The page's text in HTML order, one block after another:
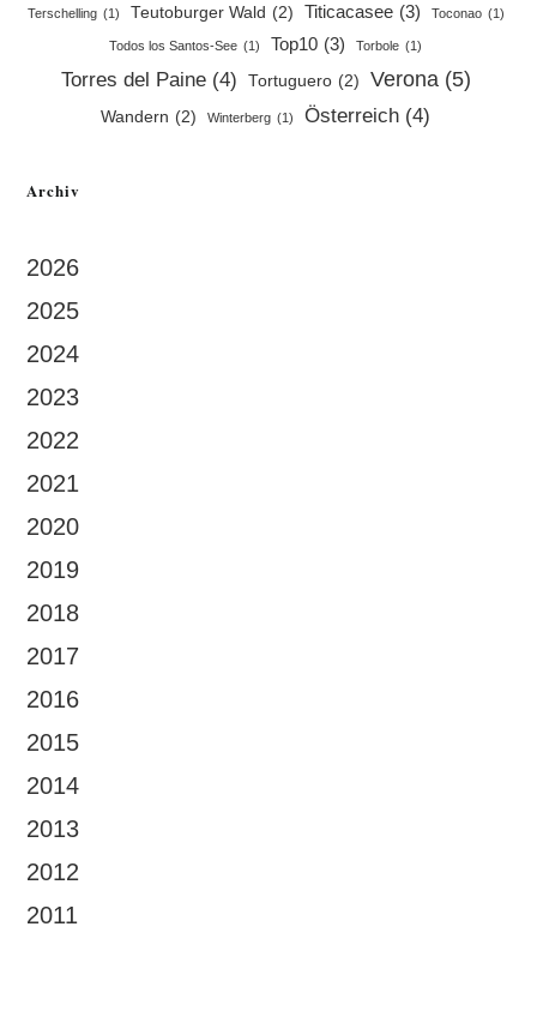
Terschelling (1) Teutoburger Wald (2) Titicacasee (3) Toconao (1)
Todos los Santos-See (1) Top10 (3) Torbole (1)
Torres del Paine (4) Tortuguero (2) Verona (5)
Wandern (2) Winterberg (1) Österreich (4)
Archiv
2026
2025
2024
2023
2022
2021
2020
2019
2018
2017
2016
2015
2014
2013
2012
2011